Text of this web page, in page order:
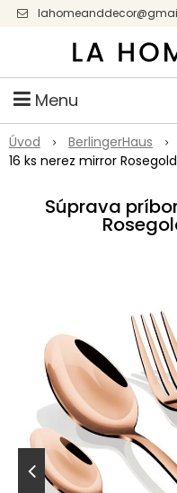
Menu
Úvod BerlingerHaus
16 ks nerez mirror
Súprava